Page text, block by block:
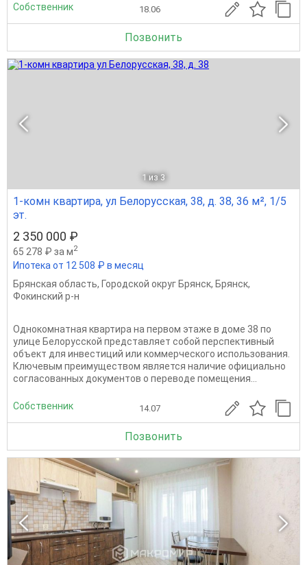
Собственник 18.06
Позвонить
1 из 3
1-комн квартира, ул Белорусская, 38, д. 38, 36 м², 1/5
эт.
2 350 000 ₽
65 278 ₽ за м2
Ипотека от 12 508 ₽ в месяц
Брянская область, Городской округ Брянск, Брянск,
Фокинский р-н
Однокомнатная квартира на первом этаже в доме 38 по
улице Белорусской представляет собой перспективный
объект для инвестиций или коммерческого использования.
Ключевым преимуществом является наличие официально
согласованных документов о переводе помещения...
Собственник 14.07
Позвонить